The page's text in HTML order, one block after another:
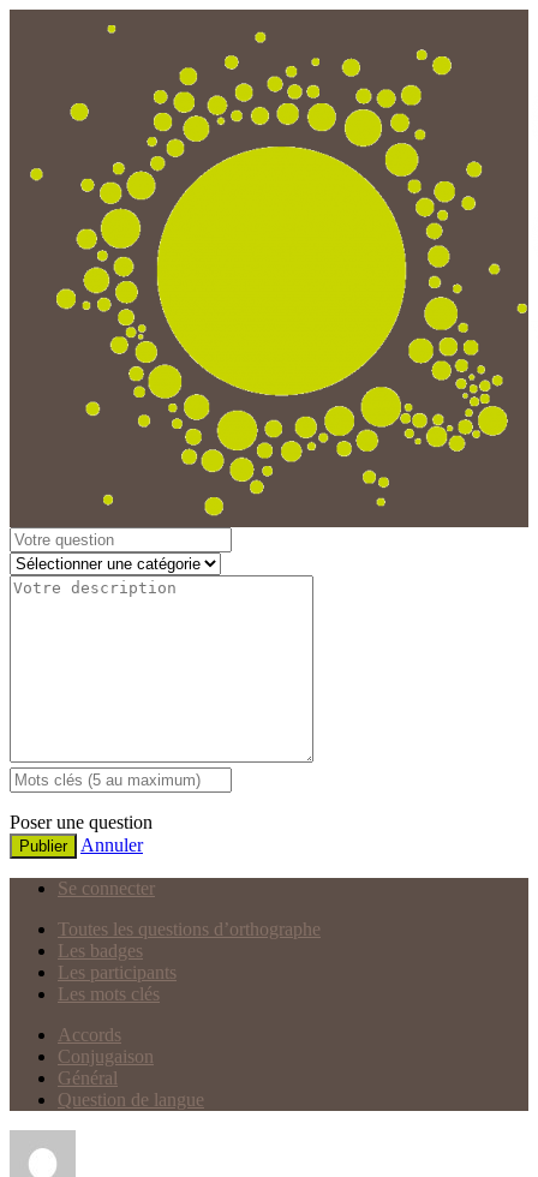
Poser une question
Publier Annuler
Se connecter
Toutes les questions d’orthographe
Les badges
Les participants
Les mots clés
Accords
Conjugaison
Général
Question de langue